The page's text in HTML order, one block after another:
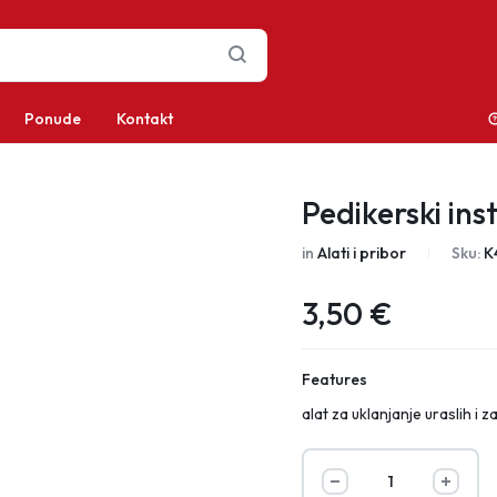
Ponude Kontakt
Pedikerski
inAlati i pribor Sku:
3,50 €
Features
alat za uklanjanje uraslih i